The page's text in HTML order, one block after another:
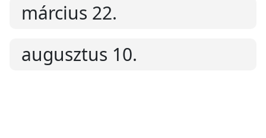
március 22.
augusztus 10.